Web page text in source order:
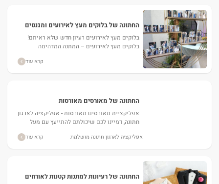
החתונה של בלוקים מעץ לאירועים ומגנטים
בלוקים מעץ לאירועים רעיון חדש שלא ראיתם!
בלוקים מעץ לאירועים – המתנה המדהימה
את המזכרת המושלמת ביותר בענף האירועים...
קרא עוד
החתונה של מאורסים מאורסות
אפליקציית מאורסים מאורסות - אפליקציה לארגון
חתונה, דמיינו לכם שיכולתם להתייעץ עם מעל
שיעזור לכם להבין, איך...
אפליקציה לארגון חתונה מושלמת קרא עוד
החתונה של רעיונות למתנות קטנות לאורחים